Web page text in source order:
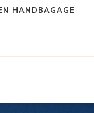
HANDBAGAGE